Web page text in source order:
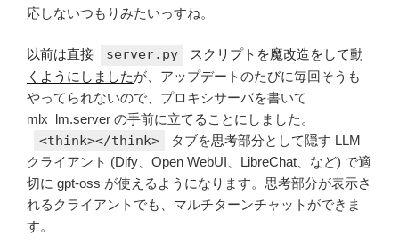
応しないつもりみたいっすね。
以前は直接 server.py
スクリプトを魔改造をして動
くようにしましたが、アップデートのたびに毎回そうも
やってられないので、プロキシサーバを書いて
mlx_lm.server の手前に立てることにしました。
<think></think>
タブを思考部分として隠す LLM
クライアント (Dify、Open WebUI、LibreChat、など) で適
切に gpt-oss が使えるようになります。思考部分が表示さ
れるクライアントでも、マルチターンチャットができま
す。